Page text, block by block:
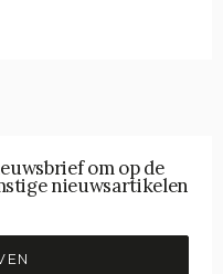
om op de
nieuwsartikelen